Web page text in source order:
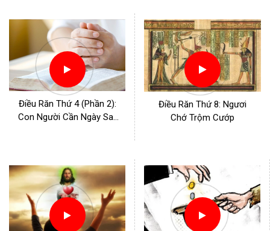
Điều Răn Thứ 4 (Phần 2):
Con Người Cần Ngày Sa-
Điều Răn Thứ 8: Ngươi
Chớ Trộm Cướp